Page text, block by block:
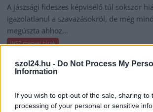
szol24.hu - Do Not Process My
Information
If you wish to opt-out of the sale, sharing to
processing of your personal or sensitive
A jászsági fideszes képviselő túl sokszor
igazolatlanul a szavazásokról, de még
megúszta ahhoz...
JNSZ megyei hírek